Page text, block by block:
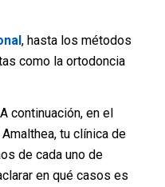
, hasta los métodos
como la ortodoncia
continuación, en el
tu clínica de
de cada uno de
en qué casos es